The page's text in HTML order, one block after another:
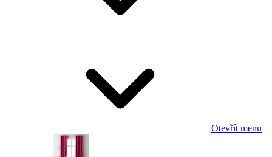
Otevřít menu